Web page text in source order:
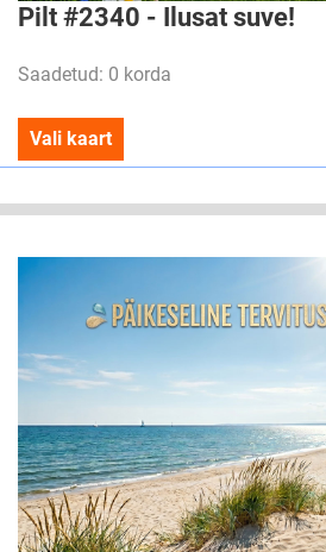
Pilt #2340 - Ilusat suve!
Saadetud: 0 korda
Vali kaart